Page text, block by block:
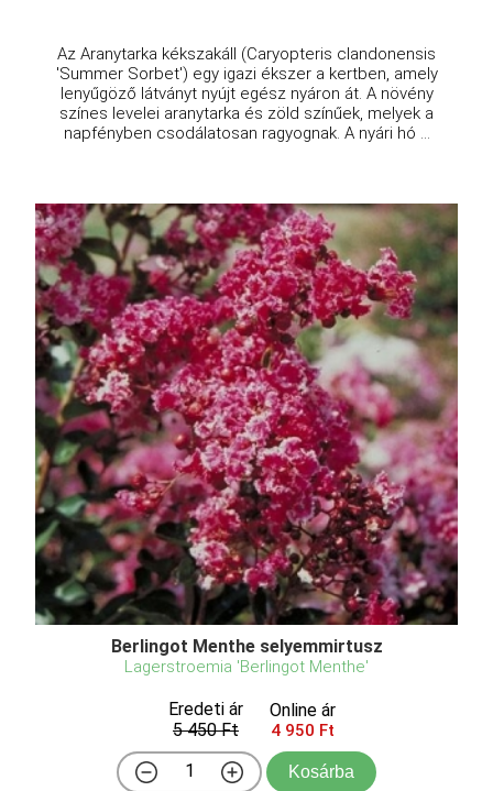
Az Aranytarka kékszakáll (Caryopteris clandonensis
'Summer Sorbet') egy igazi ékszer a kertben, amely
lenyűgöző látványt nyújt egész nyáron át. A növény
színes levelei aranytarka és zöld színűek, melyek a
napfényben csodálatosan ragyognak. A nyári hó ...
Berlingot Menthe selyemmirtusz
Lagerstroemia 'Berlingot Menthe'
Eredeti ár
5 450 Ft
Online ár
4 950 Ft
Kosárba